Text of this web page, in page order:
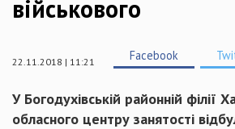
військового
22.11.2018 | 11:21 Facebook
У Богодухівській районній філії
обласного центру занятості